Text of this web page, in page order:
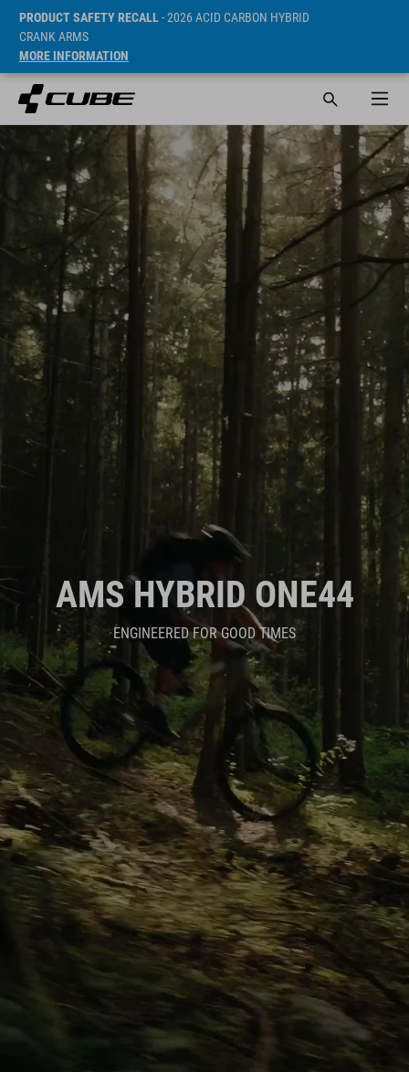
PRODUCT SAFETY RECALL- 2026 ACID CARBON HYBRID
CRANK ARMS
MORE INFORMATION
AMS HYBRID ONE44
ENGINEERED FOR GOOD TIMES